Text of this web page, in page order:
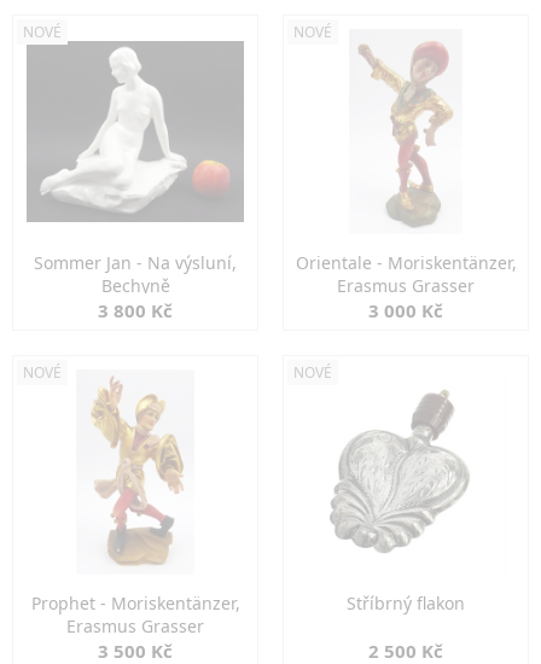
NOVÉ
Sommer Jan - Na výsluní,
Bechyně
3 800 Kč
NOVÉ
Orientale - Moriskentänzer,
Erasmus Grasser
3 000 Kč
NOVÉ
Prophet - Moriskentänzer,
Erasmus Grasser
3 500 Kč
NOVÉ
Stříbrný flakon
2 500 Kč